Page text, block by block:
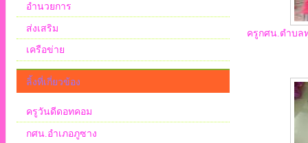
อำนวยการ
ส่งเสริม
เครือข่าย
ลิ้งที่เกี่ยวข้อง
ครูวันดีดอทคอม
กศน.อำเภอภูซาง
ครูกศน.ตำบล